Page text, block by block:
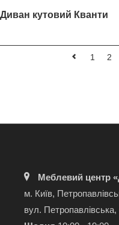
Диван кутовий Кванти
1 2
Меблевий центр
м. Київ,
вул.